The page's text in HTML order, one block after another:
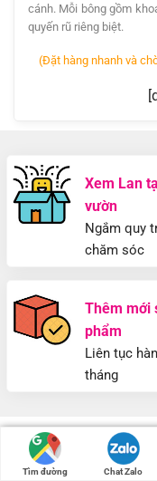
cánh. Mỗi bông gồm
quyến rũ riêng biệt.
(Đặt hàng nhanh và
Xem Lan
vườn
Ngắm quy
chăm sóc
Thêm mới
phẩm
Liên tục
tháng
Địa chỉ:
Tìm đường Chat Zalo